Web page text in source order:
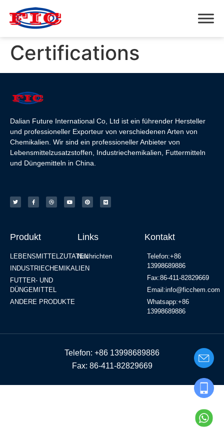
Certifications
Dalian Future International Co, Ltd ist ein führender Hersteller
und professioneller Exporteur von verschiedenen Arten von
Chemikalien. Wir sind ein professioneller Anbieter von
Lebensmittelzusatzstoffen, Industriechemikalien, Futtermitteln
und Düngemitteln in China.
Produkt
LEBENSMITTELZUTATEN
INDUSTRIECHEMIKALIEN
FUTTER- UND
DÜNGEMITTEL
ANDERE PRODUKTE
Links
Nachrichten
Kontakt
Telefon:+86
13998689886
Fax:86-411-82829669
Email:info@ficchem.com
Whatsapp:+86
13998689886
Telefon: +86 13998689886
Fax: 86-411-82829669